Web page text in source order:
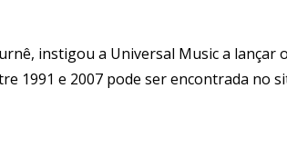
instigou a Universal Music a lançar
1991 e 2007 pode ser encontrada no